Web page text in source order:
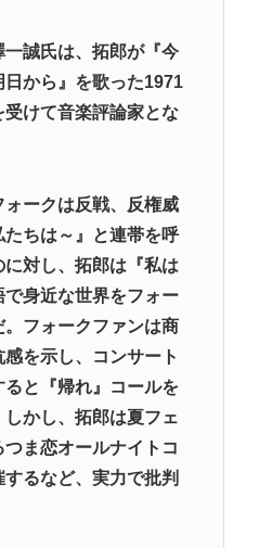
誠氏は、拓郎が『今
日から』を歌った1971
けて音楽評論家とな
ォークは反戦、反権威
たちは～』と連帯を呼
対し、拓郎は『私は
で身近な世界をフォー
。フォークファンは商
を示し、コンサート
と『帰れ』コールを
かし、拓郎は夏フェ
つま恋オールナイトコ
るなど、実力で批判